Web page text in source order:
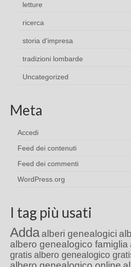
letture
ricerca
storia d'impresa
tradizioni lombarde
Uncategorized
Meta
Accedi
Feed dei contenuti
Feed dei commenti
WordPress.org
I tag più usati
Adda alberi genealogici
albero genealogico famiglia
gratis albero genealogico